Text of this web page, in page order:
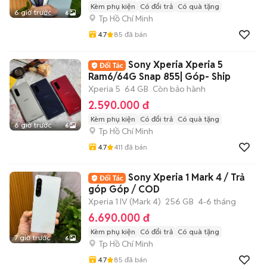
6 giờ trước 6
Kèm phụ kiện Có đổi trả Có quà tặng
Tp Hồ Chí Minh
4.7 85 đã bán
6 giờ trước 6
Sony Xperia Xperia 5
Ram6/64G Snap 855| Góp- Ship
Xperia 5 64 GB Còn bảo hành
2.590.000 đ
Kèm phụ kiện Có đổi trả Có quà tặng
Tp Hồ Chí Minh
4.7 411 đã bán
7 giờ trước 6
Sony Xperia 1 Mark 4 / Trả
góp Góp / COD
Xperia 1 IV (Mark 4) 256 GB 4-6 tháng
6.690.000 đ
Kèm phụ kiện Có đổi trả Có quà tặng
Tp Hồ Chí Minh
4.7 85 đã bán